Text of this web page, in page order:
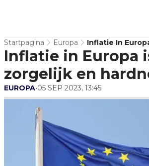
Startpagina Europa
Inflatie In
Hardnekkig
Inflatie in Europa
zorgelijk en
EUROPA•05 SEP 2023, 13:45